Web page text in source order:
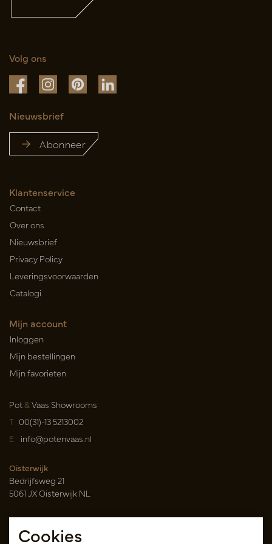
Volg ons
Nieuwsbrief
Abonneer
Klantenservice
Contact
Over ons
Nieuwsbrief
Privacy Policy
Leveringsvoorwaarden
Catalogi
Mijn account
Inloggen
Mijn bestellingen
Mijn favorieten
Pot&Vaas Showrooms
T 00(31)-13 5213002
E info@potenvaas.nl
Oisterwijk
Bedrijfsweg 21
5061 JX Oisterwijk NL
Openingstijden
Maandag t/m vrijdag 09.00-17.00 uur
Cookies